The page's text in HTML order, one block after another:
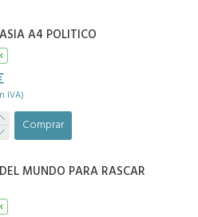
A4 POLITICO
IVA)
Comprar
MUNDO PARA RASCAR